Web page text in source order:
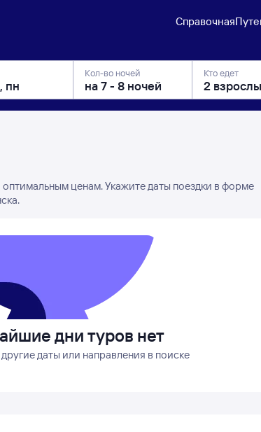
Справочная
Кол-во ночей Кто едет
ценам. Укажите даты поездки в форме
дни туров нет
даты или направления в поиске